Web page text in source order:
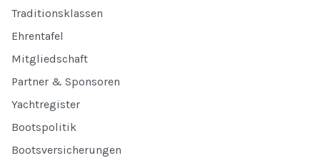
Traditionsklassen
Ehrentafel
Mitgliedschaft
Partner & Sponsoren
Yachtregister
Bootspolitik
Bootsversicherungen